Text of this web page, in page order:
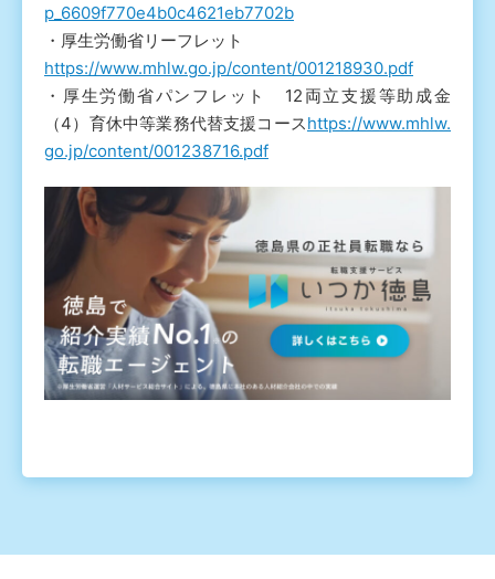
p_6609f770e4b0c4621eb7702b
・厚生労働省リーフレット
https://www.mhlw.go.jp/content/001218930.pdf
・厚生労働省パンフレット 12両立支援等助成金
（4）育休中等業務代替支援コースhttps://www.mhlw.
go.jp/content/001238716.pdf